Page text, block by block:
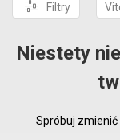
Filtry
Niestety
Spróbuj